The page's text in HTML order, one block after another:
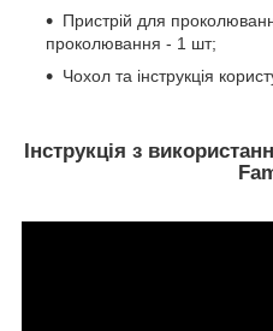
Пристрій для
проколювання - 1 шт;
Чохол та інструкція
Інструкція з